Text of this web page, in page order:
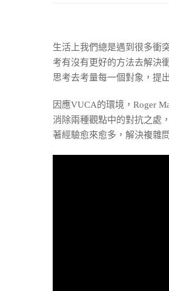
生活上我們總是遇到很多衝
考有沒有更好的方法去解決
思考去考量每一個對象，提
因應VUCA的環境，Roger
消除兩種觀點中的對抗之處
著經驗愈來愈多，解決複雜